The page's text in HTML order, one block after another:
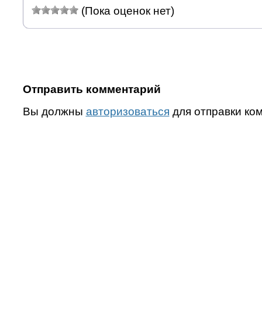
(Пока оценок нет)
Отправить комментарий
Вы должны авторизоваться для отправки